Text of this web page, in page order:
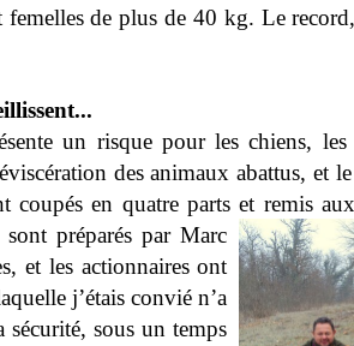
femelles de plus de 40 kg. Le record,
un risque pour les chiens,
des animaux abattus, et
en quatre parts et remis
préparés par Marc
et les actionnaires ont
j’étais convié n’a
sous un temps